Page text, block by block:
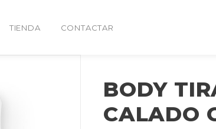
TIENDA CONTACTAR
BODY
CALADO